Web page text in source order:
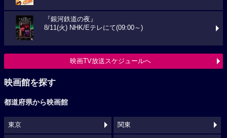
『銀河鉄道の夜』
8/11(火) NHK/Eテレにて(09:00～)
映画TV放送スケジュールへ
映画館を探す
都道府県から映画館
東京 関東